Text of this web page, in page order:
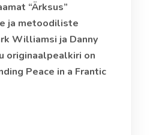
“Ärksus”
ja metoodiliste
Williamsi ja Danny
originaalpealkiri on
Peace in a Frantic